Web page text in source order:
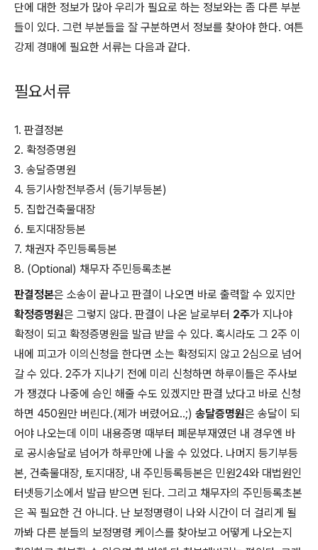
단에 대한 정보가 많아 우리가 필요로 하는 정보와는 좀 다른 부분
들이 있다. 그런 부분들을 잘 구분하면서 정보를 찾아야 한다. 여튼
강제 경매에 필요한 서류는 다음과 같다.
필요서류
1. 판결정본
2. 확정증명원
3. 송달증명원
4. 등기사항전부증서 (등기부등본)
5. 집합건축물대장
6. 토지대장등본
7. 채권자 주민등록등본
8. (Optional) 채무자 주민등록초본
판결정본은 소송이 끝나고 판결이 나오면 바로 출력할 수 있지만
확정증명원은 그렇지 않다. 판결이 나온 날로부터 2주가 지나야
확정이 되고 확정증명원을 발급 받을 수 있다. 혹시라도 그 2주 이
내에 피고가 이의신청을 한다면 소는 확정되지 않고 2심으로 넘어
갈 수 있다. 2주가 지나기 전에 미리 신청하면 하루이틀은 주사보
가 쟁겼다 나중에 승인 해줄 수도 있겠지만 판결 났다고 바로 신청
하면 450원만 버린다.(제가 버렸어요..;) 송달증명원은 송달이 되
어야 나오는데 이미 내용증명 때부터 폐문부재였던 내 경우엔 바
로 공시송달로 넘어가 하루만에 나올 수 있었다. 나머지 등기부등
본, 건축물대장, 토지대장, 내 주민등록등본은 민원24와 대법원인
터넷등기소에서 발급 받으면 된다. 그리고 채무자의 주민등록초본
은 꼭 필요한 건 아니다. 난 보정명령이 나와 시간이 더 걸리게 될
까봐 다른 분들의 보정명령 케이스를 찾아보고 어떻게 나오는지